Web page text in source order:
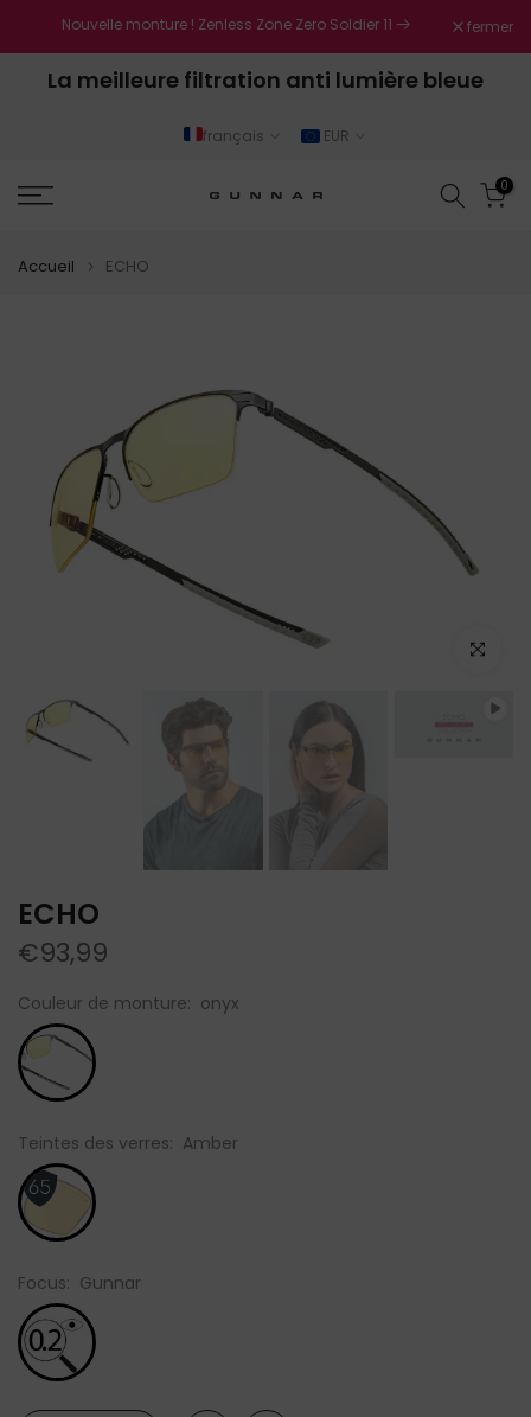
au
contenu
Nouvelle monture ! Zenless Zone Zero Soldier 11 fermer
La meilleure filtration anti lumière bleue
français EUR
0
Accueil ECHO
Cliquez
ECHO
€93,99
Couleur de monture: onyx
Teintes des verres: Amber
Focus: Gunnar